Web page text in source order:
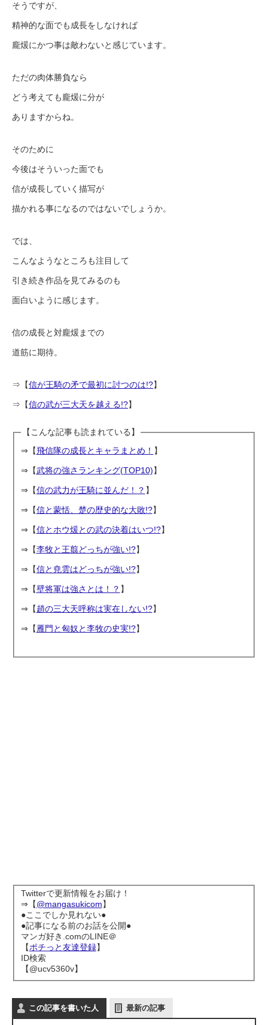
そうですが、
精神的な面でも成長をしなければ
龐煖にかつ事は敵わないと感じています。
ただの肉体勝負なら
どう考えても龐煖に分が
ありますからね。
そのために
今後はそういった面でも
信が成長していく描写が
描かれる事になるのではないでしょうか。
では、
こんなようなところも注目して
引き続き作品を見てみるのも
面白いように感じます。
信の成長と対龐煖までの
道筋に期待。
⇒【信が王騎の矛で最初に討つのは!?】
⇒【信の武が三大天を越える!?】
【こんな記事も読まれている】
⇒【飛信隊の成長とキャラまとめ！ 】
⇒【武将の強さランキング(TOP10)】
⇒【信の武力が王騎に並んだ！？ 】
⇒【信と蒙恬、楚の歴史的な大敗!?】
⇒【信とホウ煖との武の決着はいつ!?】
⇒【李牧と王翦どっちが強い!?】
⇒【信と尭雲はどっちが強い!?】
⇒【壁将軍は強さとは！？ 】
⇒【趙の三大天呼称は実在しない!?】
⇒【 雁門と匈奴と李牧の史実!?】
Twitterで更新情報をお届け！
⇒【@mangasukicom】
●ここでしか見れない●
●記事になる前のお話を公開●
マンガ好き.comのLINE＠
【ポチっと友達登録】
ID検索
【@ucv5360v】
この記事を書いた人 最新の記事